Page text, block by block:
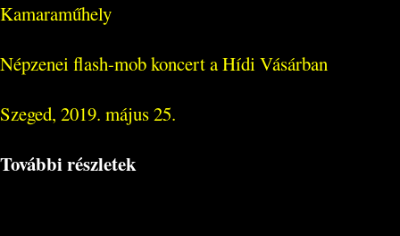
Kamaraműhely
Népzenei flash-mob koncert a Hídi Vásárban
Szeged, 2019. május 25.
További részletek